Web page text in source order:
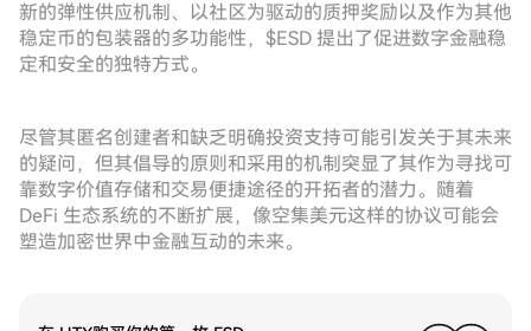
新的弹性供应机制、以社区为驱动的质押奖励以及作为其他
稳定币的包装器的多功能性，$ESD 提出了促进数字金融稳
定和安全的独特方式。
尽管其匿名创建者和缺乏明确投资支持可能引发关于其未来
的疑问，但其倡导的原则和采用的机制突显了其作为寻找可
靠数字价值存储和交易便捷途径的开拓者的潜力。随着
DeFi 生态系统的不断扩展，像空集美元这样的协议可能会
塑造加密世界中金融互动的未来。